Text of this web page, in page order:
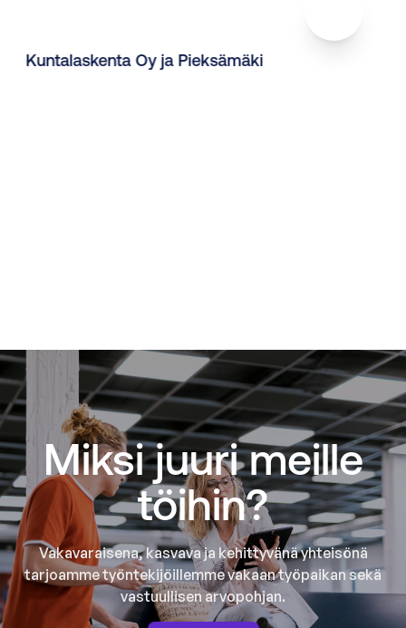
Kuntalaskenta Oy ja Pieksämäki
Miksi juuri meille
töihin?
Vakavaraisena, kasvava ja kehittyvänä yhteisönä
tarjoamme työntekijöillemme vakaan työpaikan sekä
vastuullisen arvopohjan.